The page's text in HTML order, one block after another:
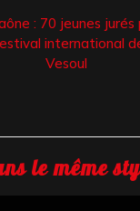
: 70 jeunes jurés
international
Vesoul
le même